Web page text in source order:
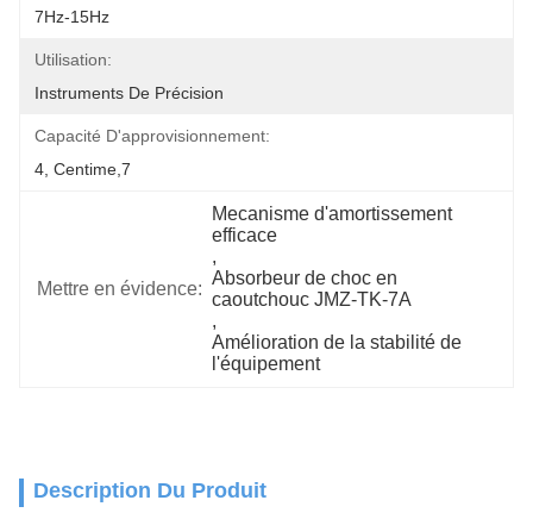
7Hz-15Hz
Utilisation:
Instruments De Précision
Capacité D'approvisionnement:
4, Centime,7
Mettre en évidence:
Mecanisme d'amortissement
efficace
,
Absorbeur de choc en
caoutchouc JMZ-TK-7A
,
Amélioration de la stabilité de
l'équipement
Description Du Produit